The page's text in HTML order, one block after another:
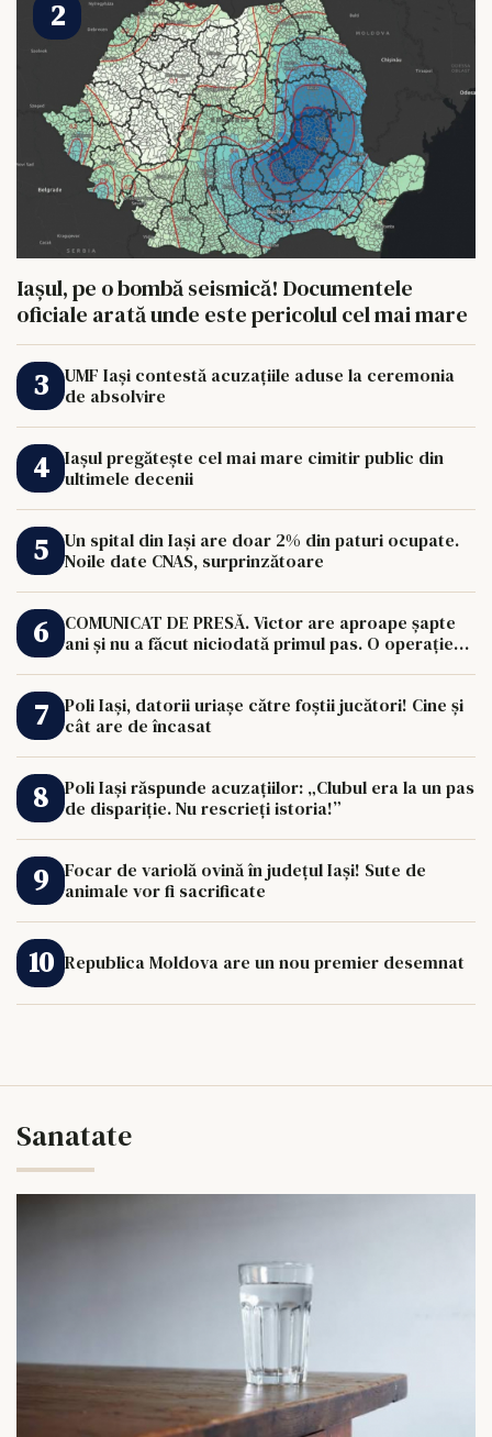
Iașul, pe o bombă seismică! Documentele
oficiale arată unde este pericolul cel mai mare
UMF Iași contestă acuzațiile aduse la ceremonia
de absolvire
Iașul pregătește cel mai mare cimitir public din
ultimele decenii
Un spital din Iași are doar 2% din paturi ocupate.
Noile date CNAS, surprinzătoare
COMUNICAT DE PRESĂ. Victor are aproape șapte
ani și nu a făcut niciodată primul pas. O operație
Poli Iași, datorii uriașe către foștii jucători! Cine și
cât are de încasat
Poli Iași răspunde acuzațiilor: „Clubul era la un pas
de dispariție. Nu rescrieți istoria!”
Focar de variolă ovină în județul Iași! Sute de
animale vor fi sacrificate
Republica Moldova are un nou premier desemnat
Sanatate